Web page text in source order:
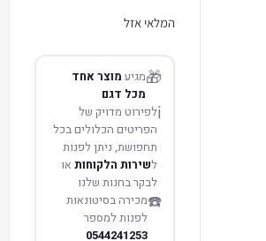
המלאי אזל
🎁מגיע מוצר אחד
מכל דגם
ℹ️לפירוט מדויק של
הפריטים הכלולים בכל
תחפושת, ניתן לפנות
לשירות הלקוחות או
לבקר בחנות שלנו
☎️מכירה בסיטונאות
לפנות למספר
0544241253